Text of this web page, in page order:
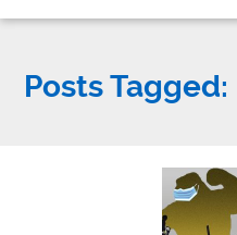
Posts Tagged: